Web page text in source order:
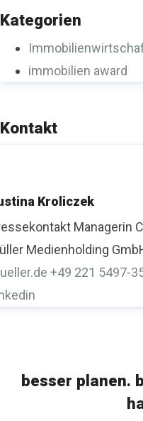
Kategorien
immobilien award
Kontakt
Kroliczek
Managerin
Medienholding
+49 221 5497-
besser planen.